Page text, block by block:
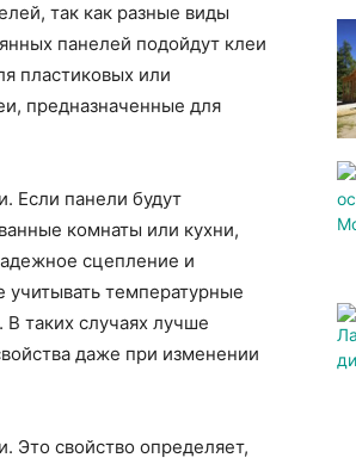
так как разные виды
панелей подойдут клеи
пластиковых или
предназначенные для
Если панели будут
комнаты или кухни,
сцепление и
учитывать температурные
таких случаях лучше
даже при изменении
Это свойство определяет,